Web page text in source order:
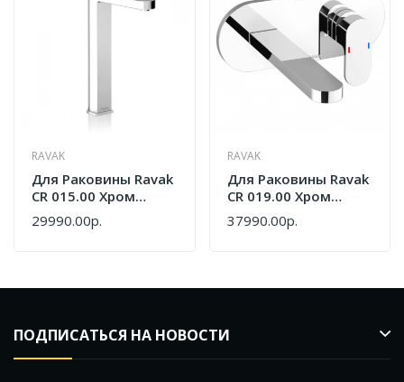
RAVAK
Для Раковины Ravak
CR 015.00 Хром
X070100
29990.00р.
RAVAK
Для Раковины Ravak
CR 019.00 Хром
X070093
37990.00р.
ПОДПИСАТЬСЯ НА НОВОСТИ